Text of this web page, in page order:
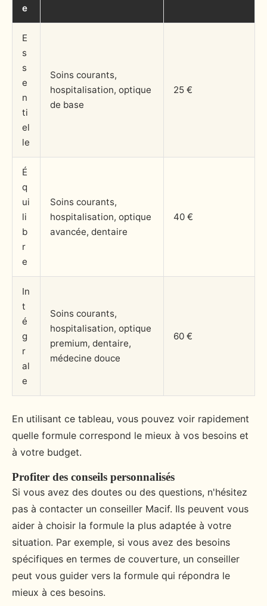
e
E
s
s
e
n
ti
el
le
Soins courants,
hospitalisation, optique
de base
25 €
É
q
ui
li
b
r
e
Soins courants,
hospitalisation, optique
avancée, dentaire
40 €
In
t
é
g
r
al
e
Soins courants,
hospitalisation, optique
premium, dentaire,
médecine douce
60 €
En utilisant ce tableau, vous pouvez voir rapidement
quelle formule correspond le mieux à vos besoins et
à votre budget.
Profiter des conseils personnalisés
Si vous avez des doutes ou des questions, n'hésitez
pas à contacter un conseiller Macif. Ils peuvent vous
aider à choisir la formule la plus adaptée à votre
situation. Par exemple, si vous avez des besoins
spécifiques en termes de couverture, un conseiller
peut vous guider vers la formule qui répondra le
mieux à ces besoins.